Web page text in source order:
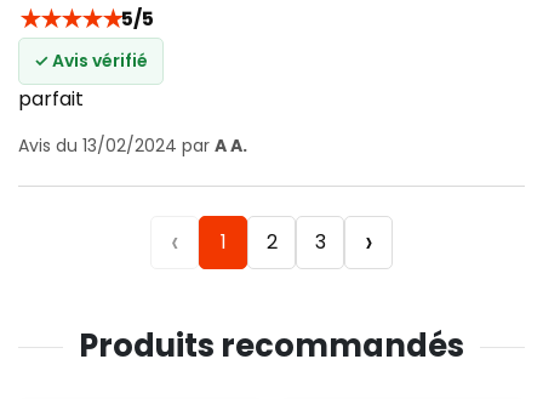
★★★★★5/5
✓ Avis vérifié
parfait
Avis du 13/02/2024 par A A.
‹ 1 2 3 ›
Produits recommandés